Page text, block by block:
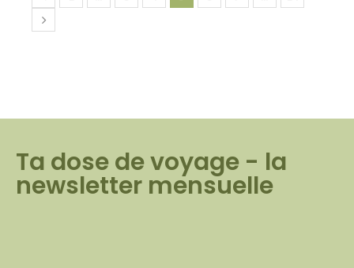
Ta dose de voyage - la
newsletter mensuelle